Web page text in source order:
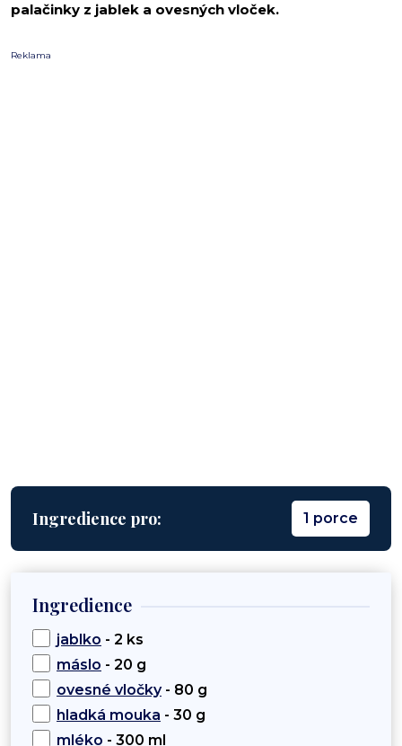
palačinky z jablek a ovesných vloček.
Reklama
Ingredience pro: 1 porce
Ingredience
jablko - 2 ks
máslo - 20 g
ovesné vločky- 80 g
hladká mouka - 30 g
mléko - 300 ml